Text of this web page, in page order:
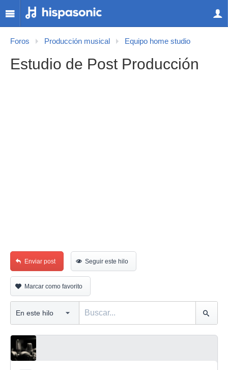
Foros Producción musical Equipo home studio
Estudio de Post Producción
Enviar post Seguir este hilo
Marcar como favorito